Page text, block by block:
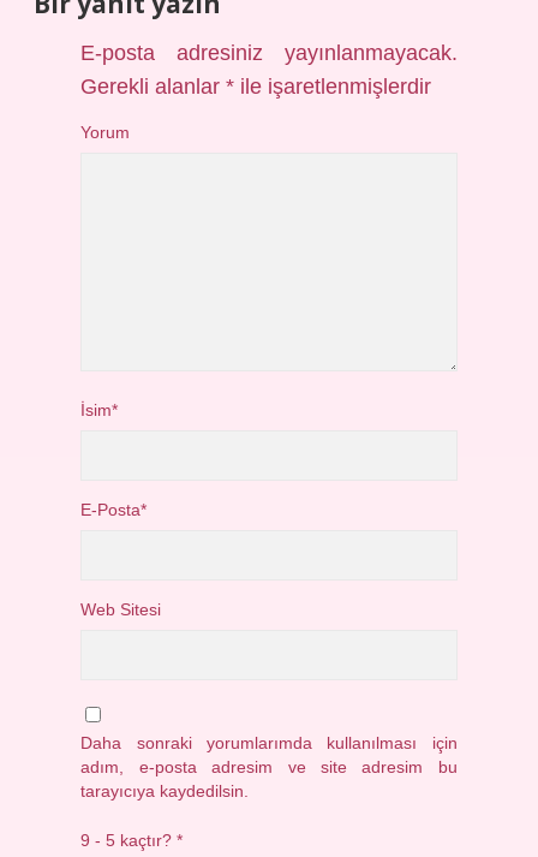
E-posta adresiniz yayınlanmayacak.
Gerekli alanlar* ile işaretlenmişlerdir
Yorum
İsim*
E-Posta*
Web Sitesi
Daha sonraki yorumlarımda kullanılması için
adım, e-posta adresim ve site adresim bu
tarayıcıya kaydedilsin.
9 - 5 kaçtır?*